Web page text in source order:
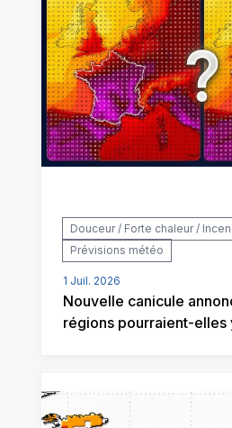
Douceur / Forte chaleur /
Prévisions météo
1 Juil. 2026
Nouvelle canicule
régions pourraient-elles